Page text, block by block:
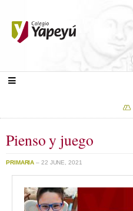
Pienso y juego
PRIMARIA – 22 JUNE, 2021